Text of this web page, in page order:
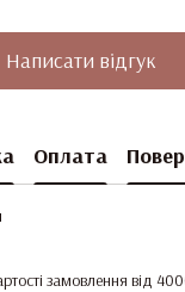
Написати відгук
Оплата
замовлення від